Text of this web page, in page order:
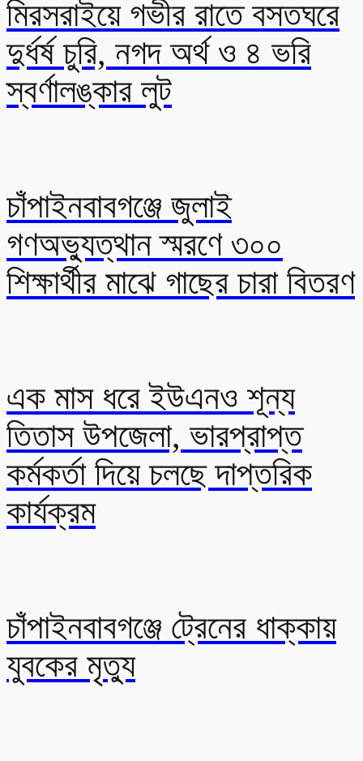
মিরসরাইয়ে গভীর রাতে বসতঘরে
দুর্ধর্ষ চুরি, নগদ অর্থ ও ৪ ভরি
স্বর্ণালঙ্কার লুট
চাঁপাইনবাবগঞ্জে জুলাই
গণঅভ্যুত্থান স্মরণে ৩০০
শিক্ষার্থীর মাঝে গাছের চারা বিতরণ
এক মাস ধরে ইউএনও শূন্য
তিতাস উপজেলা, ভারপ্রাপ্ত
কর্মকর্তা দিয়ে চলছে দাপ্তরিক
কার্যক্রম
চাঁপাইনবাবগঞ্জে ট্রেনের ধাক্কায়
যুবকের মৃত্যু